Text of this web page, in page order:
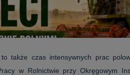
także czas intensywnych prac
w Rolnictwie przy Okręgowym